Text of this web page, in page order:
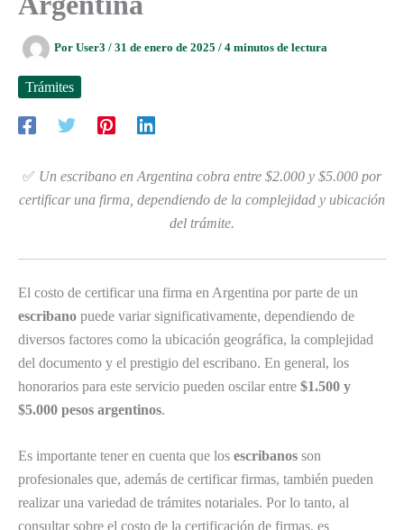
Por User3 / 31 de enero de 2025 / 4 minutos de lectura
Trámites
✅ Un escribano en Argentina cobra entre $2.000 y $5.000 por
certificar una firma, dependiendo de la complejidad y ubicación
del trámite.
El costo de certificar una firma en Argentina por parte de un
escribano puede variar significativamente, dependiendo de
diversos factores como la ubicación geográfica, la complejidad
del documento y el prestigio del escribano. En general, los
honorarios para este servicio pueden oscilar entre $1.500 y
$5.000 pesos argentinos.
Es importante tener en cuenta que los escribanos son
profesionales que, además de certificar firmas, también pueden
realizar una variedad de trámites notariales. Por lo tanto, al
consultar sobre el costo de la certificación de firmas, es